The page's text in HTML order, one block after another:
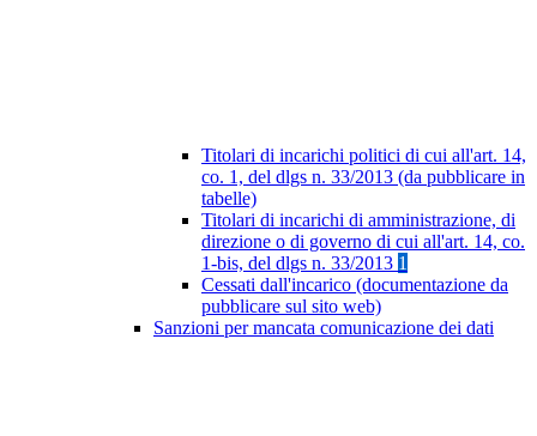
Titolari di incarichi politici di cui all'art. 14,
co. 1, del dlgs n. 33/2013 (da pubblicare in
tabelle)
Titolari di incarichi di amministrazione, di
direzione o di governo di cui all'art. 14, co.
1-bis, del dlgs n. 33/2013 1
Cessati dall'incarico (documentazione da
pubblicare sul sito web)
Sanzioni per mancata comunicazione dei dati